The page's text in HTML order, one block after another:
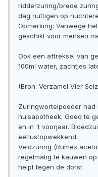
ridderzuring/brede
dag nuttigen op
Opmerking: Vanwege
geschikt voor mensen
Ook een aftreksel van
100ml water, zachtjes
(Bron: Verzamel Vier
Zuringwortelpoeder
huisapotheek. Goed te
en in 't voorjaar.
eetlustopwekkend.
Veldzuring (Rumex
regelmatig te kauwen
helpt tegen de dorst.